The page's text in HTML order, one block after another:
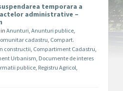
temporara a
administrative –
inAnunturi,Anunturi publice,
cadastru, Compart.
constructii, Compartiment Cadastru,
Urbanism, Documente de interes
publice, Registru Agricol,